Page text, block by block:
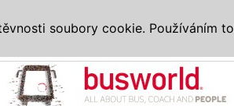
soubory cookie. Používáním